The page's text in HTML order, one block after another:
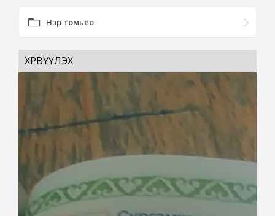
Нэр томьёо
ХӨРВҮҮЛЭХ